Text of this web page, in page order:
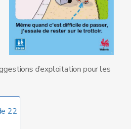
d’exploitation pour les
22